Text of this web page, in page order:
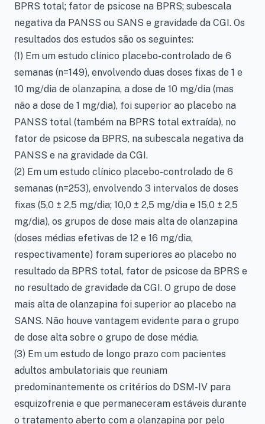
BPRS total; fator de psicose na BPRS; subescala
negativa da PANSS ou SANS e gravidade da CGI. Os
resultados dos estudos são os seguintes:
(1) Em um estudo clínico placebo-controlado de 6
semanas (n=149), envolvendo duas doses fixas de 1 e
10 mg/dia de olanzapina, a dose de 10 mg/dia (mas
não a dose de 1 mg/dia), foi superior ao placebo na
PANSS total (também na BPRS total extraída), no
fator de psicose da BPRS, na subescala negativa da
PANSS e na gravidade da CGI.
(2) Em um estudo clínico placebo-controlado de 6
semanas (n=253), envolvendo 3 intervalos de doses
fixas (5,0 ± 2,5 mg/dia; 10,0 ± 2,5 mg/dia e 15,0 ± 2,5
mg/dia), os grupos de dose mais alta de olanzapina
(doses médias efetivas de 12 e 16 mg/dia,
respectivamente) foram superiores ao placebo no
resultado da BPRS total, fator de psicose da BPRS e
no resultado de gravidade da CGI. O grupo de dose
mais alta de olanzapina foi superior ao placebo na
SANS. Não houve vantagem evidente para o grupo
de dose alta sobre o grupo de dose média.
(3) Em um estudo de longo prazo com pacientes
adultos ambulatoriais que reuniam
predominantemente os critérios do DSM-IV para
esquizofrenia e que permaneceram estáveis durante
o tratamento aberto com a olanzapina por pelo